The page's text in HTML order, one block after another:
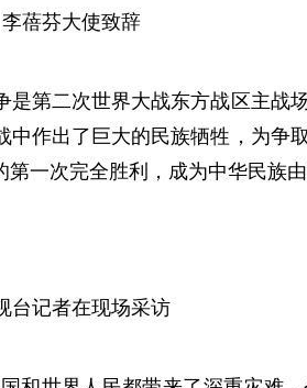
李蓓芬大使致辞
二次世界大战东方战区主战
作出了巨大的民族牺牲，为争
一次完全胜利，成为中华民族
台记者在现场采访